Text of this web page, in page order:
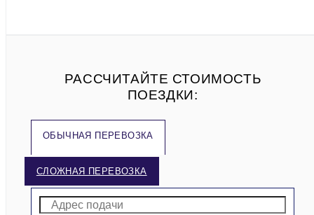
РАССЧИТАЙТЕ СТОИМОСТЬ
ПОЕЗДКИ:
ОБЫЧНАЯ ПЕРЕВОЗКА
СЛОЖНАЯ ПЕРЕВОЗКА